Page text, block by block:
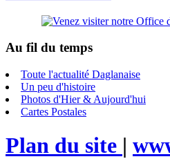
Au fil du temps
Toute l'actualité Daglanaise
Un peu d'histoire
Photos d'Hier & Aujourd'hui
Cartes Postales
Plan du site |